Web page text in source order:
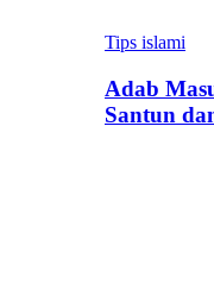
Tips islami
Adab
Santun